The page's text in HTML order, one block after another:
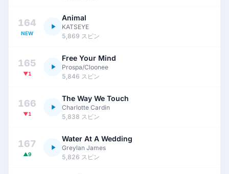
164
NEW
Animal
KATSEYE
5,869 スピン
165
▼1
Free Your Mind
Prospa/Cloonee
5,846 スピン
166
▼1
The Way We Touch
Charlotte Cardin
5,838 スピン
167
▲9
Water At A Wedding
Greylan James
5,826 スピン